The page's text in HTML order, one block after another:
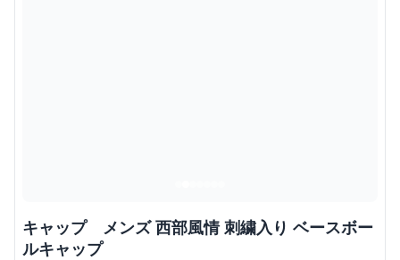
キャップ メンズ 西部風情 刺繍入り ベースボー
ルキャップ